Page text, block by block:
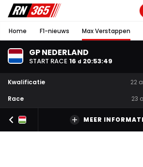
Home F1-nieuws Max Verstappen
GP NEDERLAND
START RACE 16 d 20:53:48
Kwalificatie 22
Race
23
MEER